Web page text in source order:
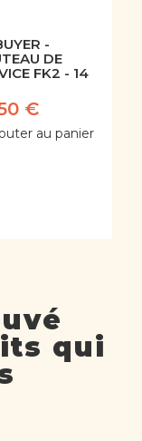
-
DE
FK2 - 14
€
au panier
qui